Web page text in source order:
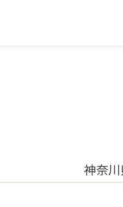
神奈